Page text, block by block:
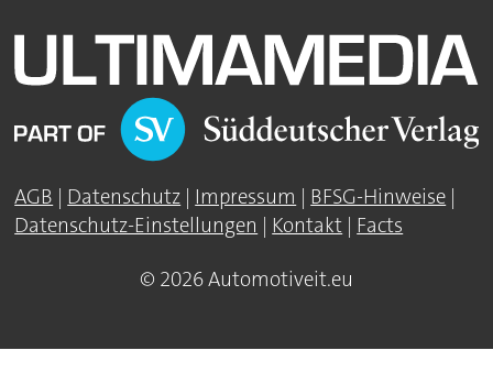
AGB | Datenschutz | Impressum | BFSG-Hinweise |
Datenschutz-Einstellungen | Kontakt | Facts
© 2026 Automotiveit.eu